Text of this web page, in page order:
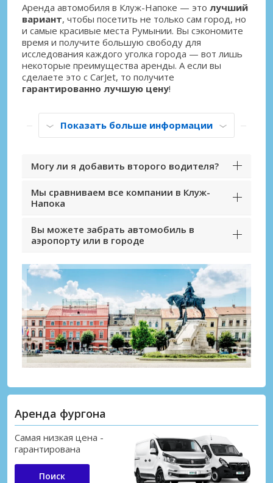
Аренда автомобиля в Клуж-Напоке — это лучший
вариант, чтобы посетить не только сам город, но
и самые красивые места Румынии. Вы сэкономите
время и получите большую свободу для
исследования каждого уголка города — вот лишь
некоторые преимущества аренды. А если вы
сделаете это с CarJet, то получите
гарантированно лучшую цену!
Показать больше информации
Могу ли я добавить второго водителя?
Мы сравниваем все компании в Клуж-
Напока
Вы можете забрать автомобиль в
аэропорту или в городе
Аренда фургона
Самая низкая цена -
гарантирована
Поиск